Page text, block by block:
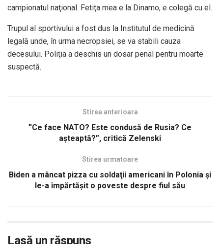
campionatul naţional. Fetiţa mea e la Dinamo, e colegă cu el.
Trupul al sportivului a fost dus la Institutul de medicină
legală unde, în urma necropsiei, se va stabili cauza
decesului. Poliţia a deschis un dosar penal pentru moarte
suspectă.
Stirea anterioara
”Ce face NATO? Este condusă de Rusia? Ce
aşteaptă?”, critică Zelenski
Stirea urmatoare
Biden a mâncat pizza cu soldaţii americani în Polonia şi
le-a împărtăşit o poveste despre fiul său
Lasă un răspuns